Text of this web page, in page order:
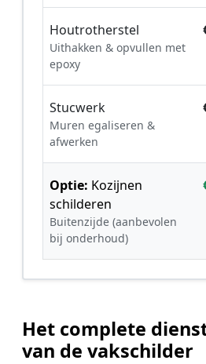
Houtrotherstel
Uithakken & opvullen met
epoxy
Stucwerk
Muren egaliseren &
afwerken
Optie: Kozijnen
schilderen
Buitenzijde (aanbevolen
bij onderhoud)
Het complete
van de vakschilder